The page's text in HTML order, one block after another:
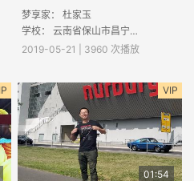
梦享家： 杜家玉
学校： 云南省保山市昌宁县一中
2019-05-21 | 3960 次播放
VIP
01:54